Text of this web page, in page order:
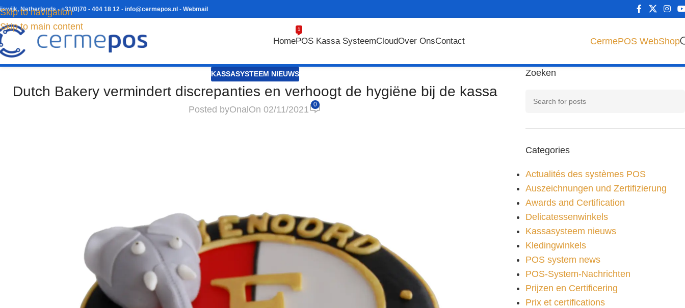
Skip to navigation
Skip to main content
Netherlands-+31(0)70 - 404 18 12 - info@cermepos.nl - Webmail
HomePOS Kassa Systeem
1
CloudOver OnsContact CermePOS WebShop
KASSASYSTEEM NIEUWS
Dutch Bakery vermindert discrepanties en verhoogt de hygiëne bij de kassa
Posted byOnalOn 02/11/2021 0
Zoeken
Categories
Actualités des systèmes POS
Auszeichnungen und Zertifizierung
Awards and Certification
Delicatessenwinkels
Kassasysteem nieuws
Kledingwinkels
POS system news
POS-System-Nachrichten
Prijzen en Certificering
Prix et certifications